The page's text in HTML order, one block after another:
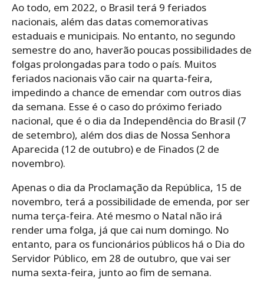
Ao todo, em 2022, o Brasil terá 9 feriados
nacionais, além das datas comemorativas
estaduais e municipais. No entanto, no segundo
semestre do ano, haverão poucas possibilidades de
folgas prolongadas para todo o país. Muitos
feriados nacionais vão cair na quarta-feira,
impedindo a chance de emendar com outros dias
da semana. Esse é o caso do próximo feriado
nacional, que é o dia da Independência do Brasil (7
de setembro), além dos dias de Nossa Senhora
Aparecida (12 de outubro) e de Finados (2 de
novembro).
Apenas o dia da Proclamação da República, 15 de
novembro, terá a possibilidade de emenda, por ser
numa terça-feira. Até mesmo o Natal não irá
render uma folga, já que cai num domingo. No
entanto, para os funcionários públicos há o Dia do
Servidor Público, em 28 de outubro, que vai ser
numa sexta-feira, junto ao fim de semana.